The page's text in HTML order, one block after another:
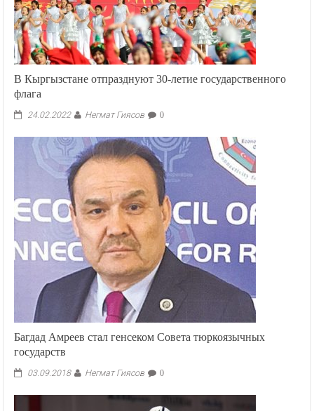
В Кыргызстане отпразднуют 30-летие государственного
флага
24.02.2022 Негмат Гиясов 0
Багдад Амреев стал генсеком Совета тюркоязычных
государств
03.09.2018 Негмат Гиясов 0